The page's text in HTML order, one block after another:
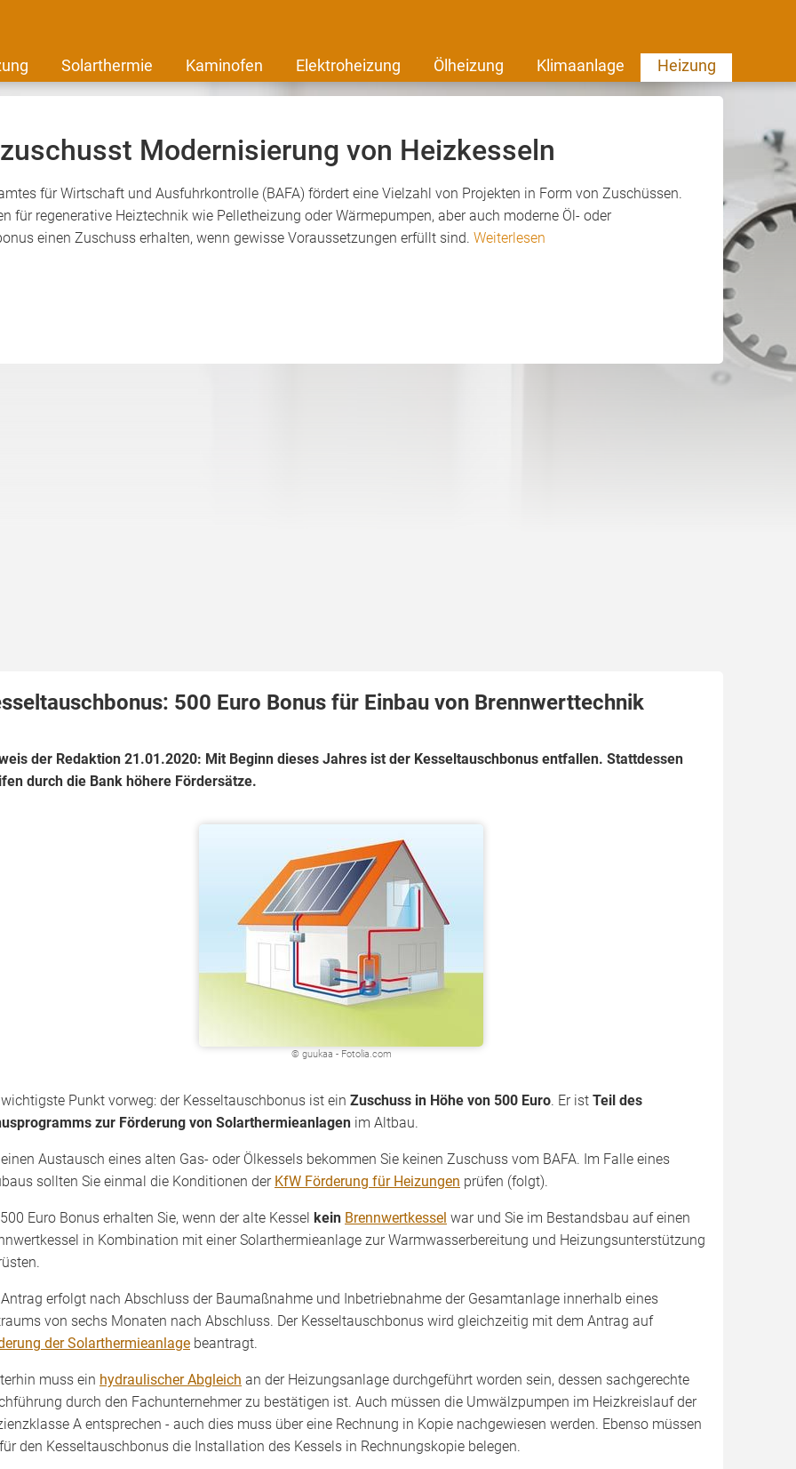
Solarthermie Kaminofen Elektroheizung Ölheizung Klimaanlage Heizung
Modernisierung von Heizkesseln
für Wirtschaft und Ausfuhrkontrolle (BAFA) fördert eine Vielzahl von Projekten in Form von Zuschüssen.
für regenerative Heiztechnik wie Pelletheizung oder Wärmepumpen, aber auch moderne Öl- oder
einen Zuschuss erhalten, wenn gewisse Voraussetzungen erfüllt sind. Weiterlesen
500 Euro Bonus für Einbau von Brennwerttechnik
der Redaktion 21.01.2020: Mit Beginn dieses Jahres ist der Kesseltauschbonus entfallen. Stattdessen
durch die Bank höhere Fördersätze.
© guukaa - Fotolia.com
wichtigste Punkt vorweg: der Kesseltauschbonus ist ein Zuschuss in Höhe von 500 Euro. Er ist Teil des
zur Förderung von Solarthermieanlagen im Altbau.
Austausch eines alten Gas- oder Ölkessels bekommen Sie keinen Zuschuss vom BAFA. Im Falle eines
sollten Sie einmal die Konditionen der KfW Förderung für Heizungen prüfen (folgt).
Euro Bonus erhalten Sie, wenn der alte Kessel kein Brennwertkessel war und Sie im Bestandsbau auf einen
in Kombination mit einer Solarthermieanlage zur Warmwasserbereitung und Heizungsunterstützung
Antrag erfolgt nach Abschluss der Baumaßnahme und Inbetriebnahme der Gesamtanlage innerhalb eines
von sechs Monaten nach Abschluss. Der Kesseltauschbonus wird gleichzeitig mit dem Antrag auf
der Solarthermieanlage beantragt.
muss ein hydraulischer Abgleich an der Heizungsanlage durchgeführt worden sein, dessen sachgerechte
durch den Fachunternehmer zu bestätigen ist. Auch müssen die Umwälzpumpen im Heizkreislauf der
A entsprechen - auch dies muss über eine Rechnung in Kopie nachgewiesen werden. Ebenso müssen
den Kesseltauschbonus die Installation des Kessels in Rechnungskopie belegen.